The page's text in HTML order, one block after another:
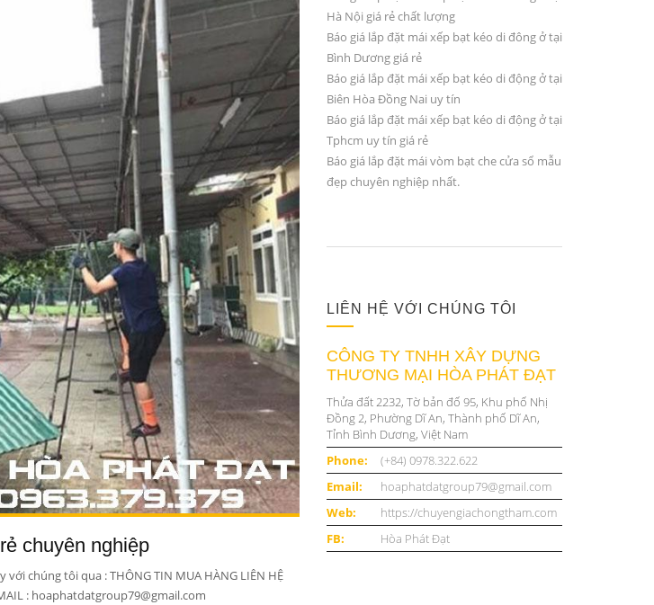
chuyên nghiệp
chúng tôi qua : THÔNG TIN MUA HÀNG LIÊN HỆ
: hoaphatdatgroup79@gmail.com
Hà Nội giá rẻ chất lượng
Báo giá lắp đặt mái xếp bạt kéo di đông ở tại
Bình Dương giá rẻ
Báo giá lắp đặt mái xếp bạt kéo di động ở tại
Biên Hòa Đồng Nai uy tín
Báo giá lắp đặt mái xếp bạt kéo di động ở tại
Tphcm uy tín giá rẻ
Báo giá lắp đặt mái vòm bạt che cửa sổ mẫu
đẹp chuyên nghiệp nhất.
LIÊN HỆ VỚI CHÚNG TÔI
CÔNG TY TNHH XÂY DỰNG
THƯƠNG MẠI HÒA PHÁT ĐẠT
Thửa đất 2232, Tờ bản đố 95, Khu phố Nhị
Đồng 2, Phường Dĩ An, Thành phố Dĩ An,
Tỉnh Bình Dương, Việt Nam
Phone:
(+84) 0978.322.622
Email:
hoaphatdatgroup79@gmail.com
Web:
https://chuyengiachongtham.com
FB:
Hòa Phát Đạt